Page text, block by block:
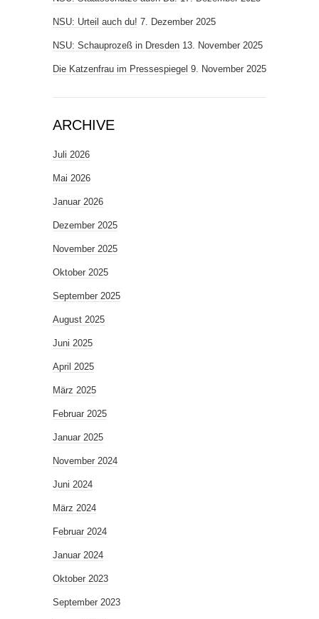
NSU: Urteil auch du! 7. Dezember 2025
NSU: Schauprozeß in Dresden 13. November 2025
Die Katzenfrau im Pressespiegel 9. November 2025
ARCHIVE
Juli 2026
Mai 2026
Januar 2026
Dezember 2025
November 2025
Oktober 2025
September 2025
August 2025
Juni 2025
April 2025
März 2025
Februar 2025
Januar 2025
November 2024
Juni 2024
März 2024
Februar 2024
Januar 2024
Oktober 2023
September 2023